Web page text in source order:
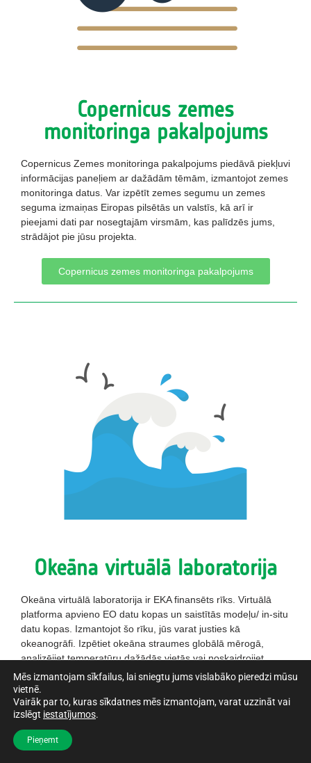
Copernicus zemes
monitoringa pakalpojums
Copernicus Zemes monitoringa pakalpojums piedāvā piekļuvi
informācijas paneļiem ar dažādām tēmām, izmantojot zemes
monitoringa datus. Var izpētīt zemes segumu un zemes
seguma izmaiņas Eiropas pilsētās un valstīs, kā arī ir
pieejami dati par nosegtajām virsmām, kas palīdzēs jums,
strādājot pie jūsu projekta.
Copernicus zemes monitoringa pakalpojums
Okeāna virtuālā laboratorija
Okeāna virtuālā laboratorija ir EKA finansēts rīks. Virtuālā
platforma apvieno EO datu kopas un saistītās modeļu/ in-situ
datu kopas. Izmantojot šo rīku, jūs varat justies kā
okeanogrāfi. Izpētiet okeāna straumes globālā mērogā,
analizējiet temperatūru dažādās vietās vai noskaidrojiet
ūdens sāļumu.
Okeāna virtuālā laboratorija
Mēs izmantojam sīkfailus, lai sniegtu jums vislabāko pieredzi mūsu
vietnē.
Vairāk par to, kuras sīkdatnes mēs izmantojam, varat uzzināt vai
izslēgt iestatījumos.
Pieņemt